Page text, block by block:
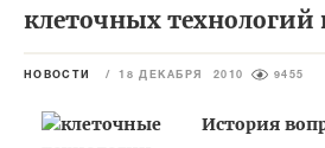
клеточных технологий
НОВОСТИ / 18 ДЕКАБРЯ 2010 9455
История